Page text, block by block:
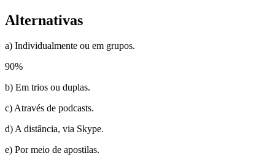
Alternativas
a) Individualmente ou em grupos.
90%
b) Em trios ou duplas.
c) Através de podcasts.
d) A distância, via Skype.
e) Por meio de apostilas.